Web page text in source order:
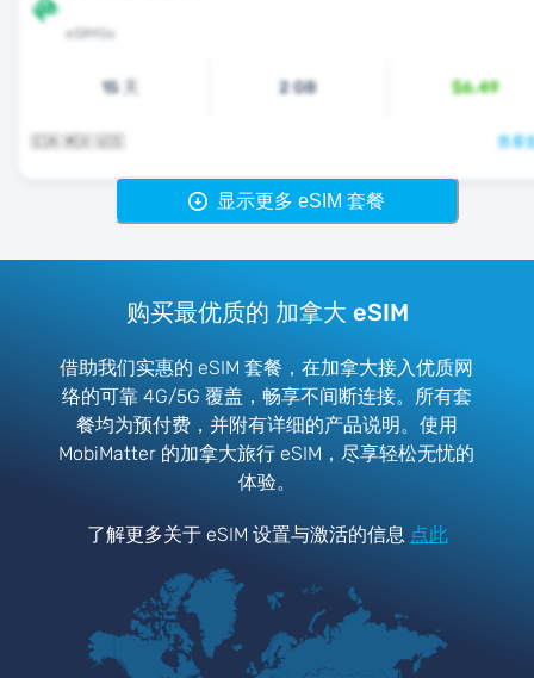
eSIMGo
15 天 2 GB $6.49
🇨🇦 🇲🇽 🇺🇸 查看
显示更多 eSIM 套餐
购买最优质的 加拿大 eSIM
借助我们实惠的 eSIM 套餐，在加拿大接入优质网
络的可靠 4G/5G 覆盖，畅享不间断连接。所有套
餐均为预付费，并附有详细的产品说明。使用
MobiMatter 的加拿大旅行 eSIM，尽享轻松无忧的
体验。
了解更多关于 eSIM 设置与激活的信息 点此